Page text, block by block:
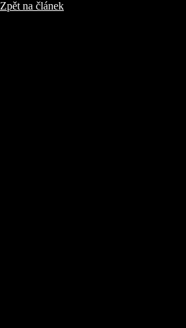
Zpět na článek